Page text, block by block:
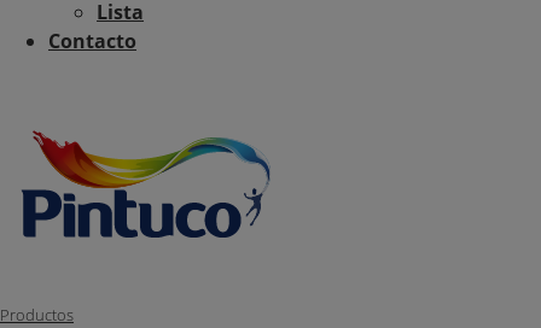
Lista
Contacto
Productos